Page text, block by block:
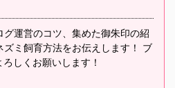
グ運営のコツ、集めた御朱印の紹
ズミ飼育方法をお伝えします！ ブ
しくお願いします！